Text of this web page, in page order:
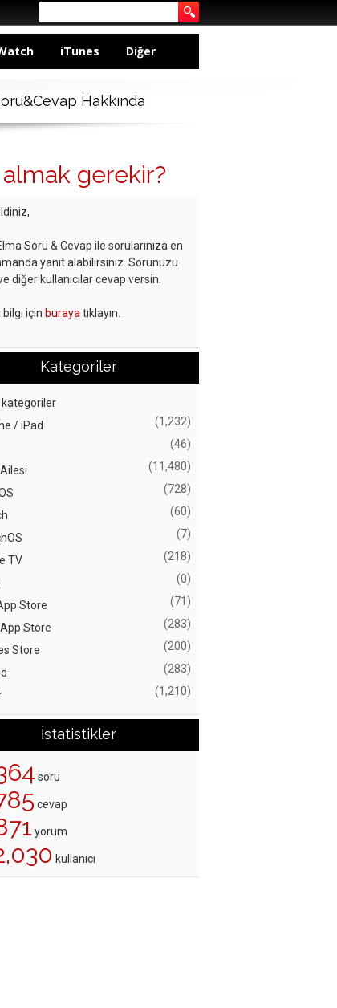
iTunes Diğer
Hakkında
gerekir?
Soru & Cevap ile sorularınıza en
yanıt alabilirsiniz. Sorunuzu
diğer kullanıcılar cevap versin.
bilgi için buraya tıklayın.
Kategoriler
/ iPad
(1,232)
(46)
(11,480)
(728)
(60)
(7)
TV (218)
(0)
Store (71)
Store (283)
Store (200)
(283)
(1,210)
İstatistikler
soru
cevap
yorum
kullanıcı